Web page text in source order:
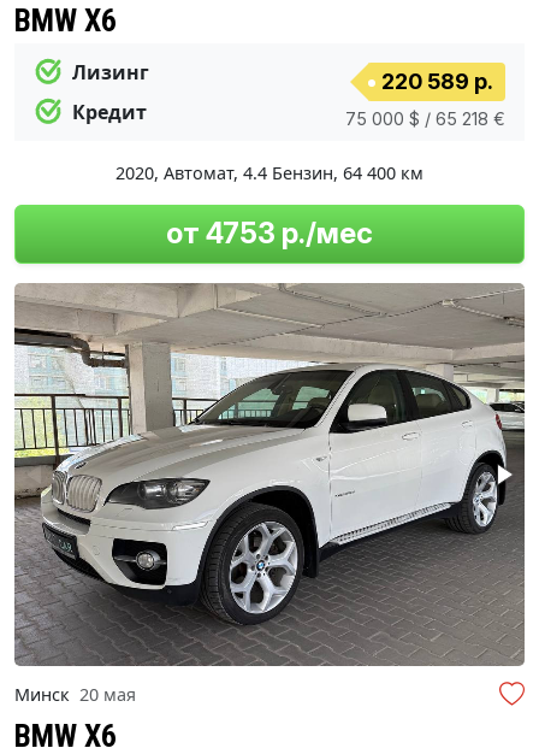
BMW X6
Лизинг
Кредит
220 589 р.
75 000 $ / 65 218 €
2020, Автомат, 4.4 Бензин, 64 400 км
от 4753 р./мес
Минск 20 мая
BMW X6